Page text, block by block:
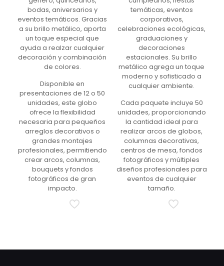
bodas, aniversarios y
eventos temáticos. Gracias
a su brillo metálico, aporta
un toque especial que
ayuda a realzar cualquier
decoración y combinación
de colores.
Disponible en
presentaciones de 12 o 50
unidades, este globo
ofrece la flexibilidad
necesaria para pequeños
arreglos decorativos o
grandes montajes
profesionales, permitiendo
crear arcos, columnas,
bouquets y fondos
fotográficos de gran
impacto.
temáticas, eventos
corporativos,
celebraciones ecológicas,
graduaciones y
decoraciones
estacionales. Su brillo
metálico agrega un toque
moderno y sofisticado a
cualquier ambiente.
Cada paquete incluye 50
unidades, proporcionando
la cantidad ideal para
realizar arcos de globos,
columnas decorativas,
centros de mesa, fondos
fotográficos y múltiples
diseños profesionales para
eventos de cualquier
tamaño.